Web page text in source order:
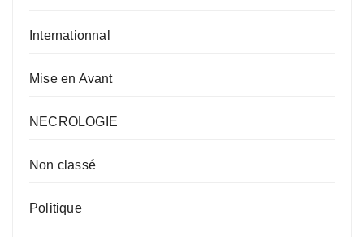
Internationnal
Mise en Avant
NECROLOGIE
Non classé
Politique